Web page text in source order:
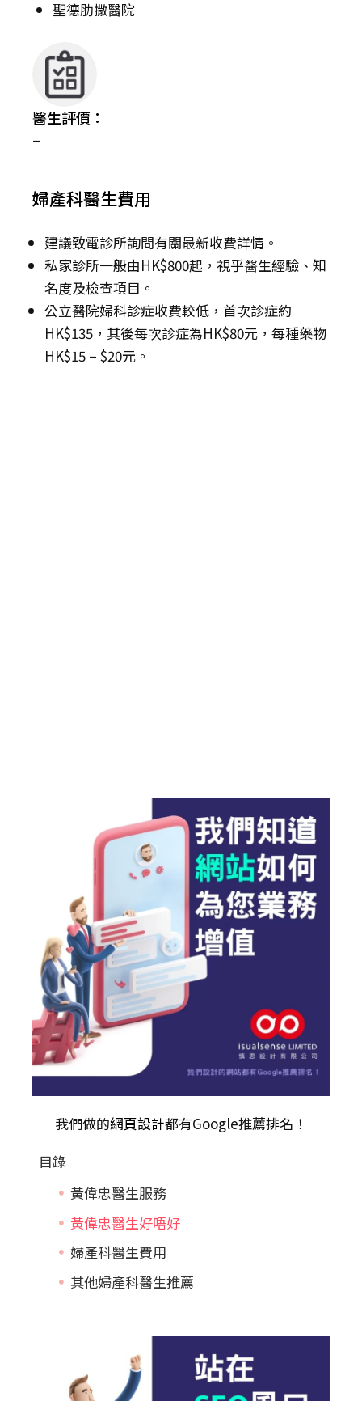
聖德肋撒醫院
醫生評價：
–
婦產科醫生費用
建議致電診所詢問有關最新收費詳情。
私家診所一般由HK$800起，視乎醫生經驗、知
名度及檢查項目。
公立醫院婦科診症收費較低，首次診症約
HK$135，其後每次診症為HK$80元，每種藥物
HK$15 – $20元。
我們做的網頁設計都有Google推薦排名！
目錄
黃偉忠醫生服務
黃偉忠醫生好唔好
婦產科醫生費用
其他婦產科醫生推薦